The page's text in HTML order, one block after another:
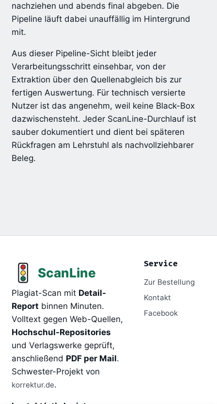
nachziehen und abends final abgeben. Die
Pipeline läuft dabei unauffällig im Hintergrund
mit.
Aus dieser Pipeline-Sicht bleibt jeder
Verarbeitungsschritt einsehbar, von der
Extraktion über den Quellenabgleich bis zur
fertigen Auswertung. Für technisch versierte
Nutzer ist das angenehm, weil keine Black-Box
dazwischensteht. Jeder ScanLine-Durchlauf ist
sauber dokumentiert und dient bei späteren
Rückfragen am Lehrstuhl als nachvollziehbarer
Beleg.
Plagiat-Scan mit Detail-
Report binnen Minuten.
Volltext gegen Web-Quellen,
Hochschul-Repositories
und Verlagswerke geprüft,
anschließend PDF per Mail.
Schwester-Projekt von
korrektur.de.
Service
Zur Bestellung
Kontakt
Facebook